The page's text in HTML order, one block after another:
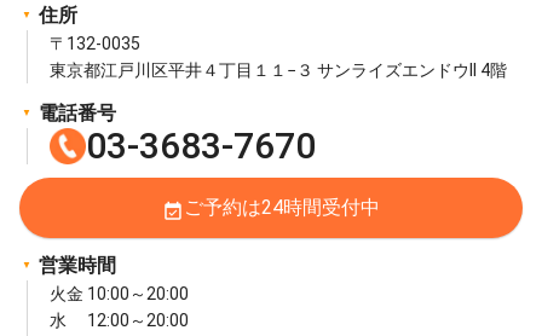
住所
〒132-0035
東京都江戸川区平井４丁目１１−３ サンライズエンドウII 4階
電話番号
03-3683-7670
event_available ご予約は24時間受付中
営業時間
火金 10:00～20:00
水 12:00～20:00